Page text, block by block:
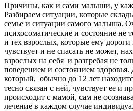
Причины, как и сами малыши, у
Разбираем ситуации, которые
семье и ситуации самого малыша.
психосоматические и состояние не
и тех взрослых, которые ему дороги
чувствует и не спасать не может,
взрослых на себя и разгребая не
поведением и состоянием
который, обычно до 12 лет
тесно связан с ней, чувствует ее и
происходит с мамой, сам не
лечение в каждом случае